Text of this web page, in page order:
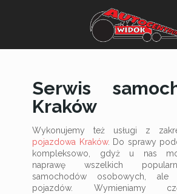
Serwis
Kraków
Wykonujemy też usługi z
pojazdowa Kraków. Do sprawy
kompleksowo, gdyż u nas
naprawę wszelkich
samochodów osobowych,
pojazdów. Wymieniamy